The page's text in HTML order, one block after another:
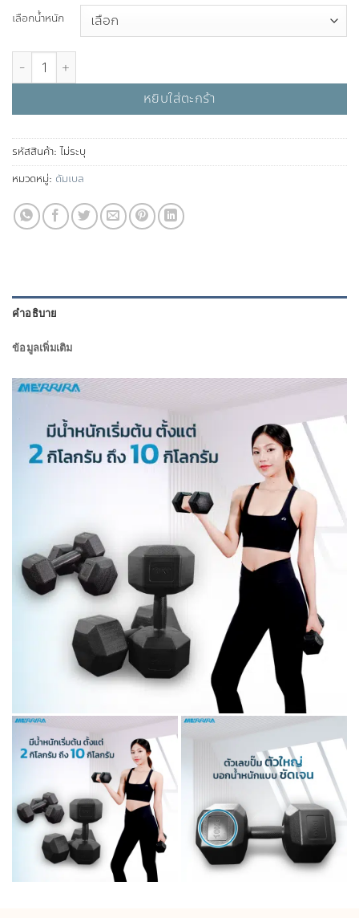
เลือกน้ำหนัก
จำนวน Hex Dumbbell Plastic ดัมเบลพลาสติกแบบเหลี่ยม ชิ้น
หยิบใส่ตะกร้า
รหัสสินค้า:ไม่ระบุ
หมวดหมู่: ดัมเบล
คำอธิบาย
ข้อมูลเพิ่มเติม